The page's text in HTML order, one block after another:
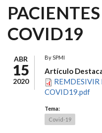
COVID19
ABR
15
2020
BySPMI
Artículo
REMDESIVIR
COVID19.pdf
Tema:
Covid-19